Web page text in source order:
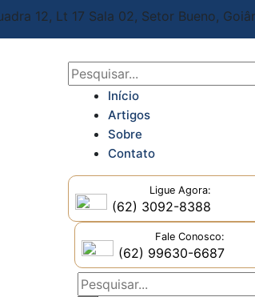
12, Lt 17 Sala 02, Setor Bueno,
Início
Artigos
Sobre
Contato
Ligue Agora:
(62) 3092-8388
Fale Conosco:
(62) 99630-6687